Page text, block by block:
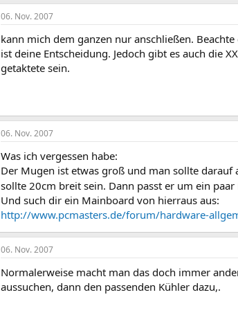
06. Nov. 2007
kann mich dem ganzen nur anschließen.
ist deine Entscheidung. Jedoch gibt es auch die
getaktete sein.
06. Nov. 2007
Was ich vergessen habe:
Der Mugen ist etwas groß und man sollte darauf
sollte 20cm breit sein. Dann passt er um ein
Und such dir ein Mainboard von hierraus aus:
http://www.pcmasters.de/forum/hardware-
06. Nov. 2007
Normalerweise macht man das doch immer
aussuchen, dann den passenden Kühler dazu,.